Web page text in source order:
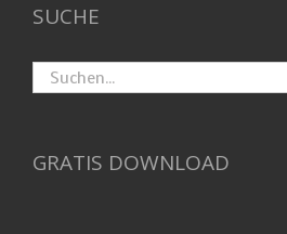
SUCHE
Suche
GRATIS DOWNLOAD